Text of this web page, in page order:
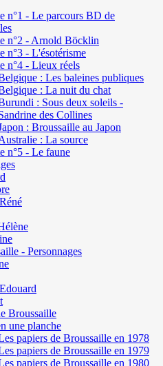
n°1 - Le parcours BD de
n°2 - Arnold Böcklin
n°3 - L'ésotérisme
n°4 - Lieux réels
: Les baleines publiques
: La nuit du chat
: Sous deux soleils -
des Collines
: Broussaille au Japon
: La source
n°5 - Le faune
- Personnages
Broussaille
une planche
papiers de Broussaille en 1978
papiers de Broussaille en 1979
papiers de Broussaille en 1980